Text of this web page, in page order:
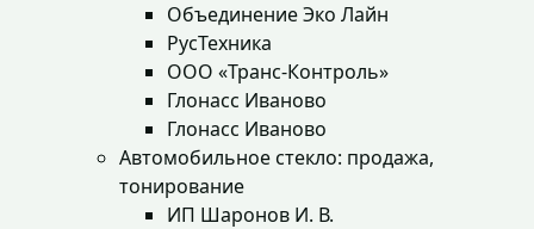
Объединение Эко Лайн
РусТехника
ООО «Транс-Контроль»
Глонасс Иваново
Глонасс Иваново
Автомобильное стекло: продажа,
тонирование
ИП Шаронов И. В.